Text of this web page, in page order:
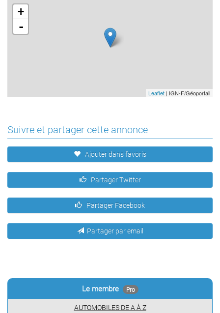
+
-
Leaflet | IGN-F/Géoportail
Suivre et partager cette annonce
Ajouter dans favoris
Partager Twitter
Partager Facebook
Partager par email
Le membre Pro
AUTOMOBILES DE A À Z